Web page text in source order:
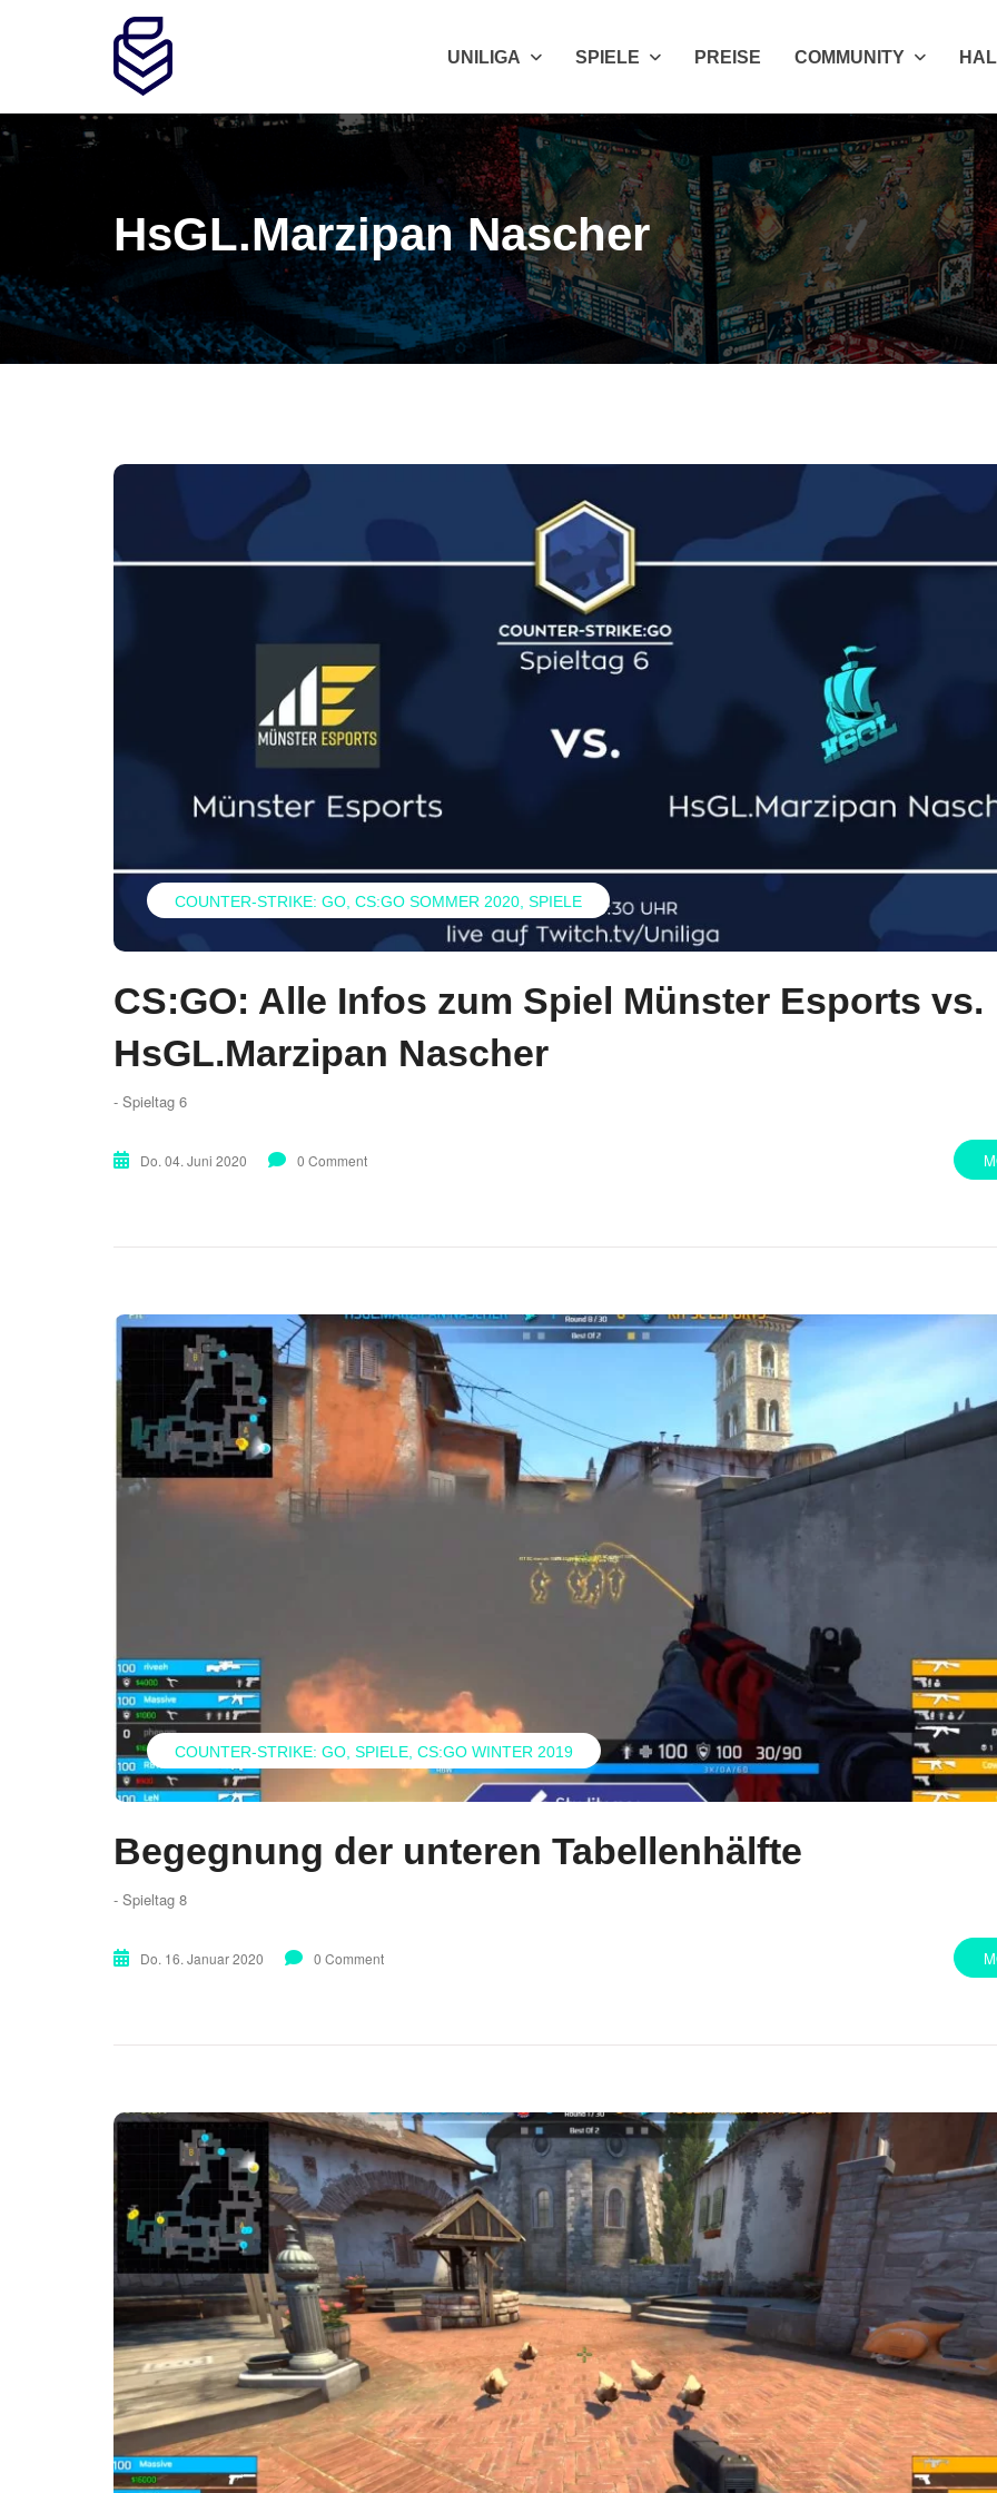
UNILIGA SPIELE PREISE COMMUNITY
HsGL.Marzipan Nascher
COUNTER-STRIKE: GO CS:GO SOMMER 2020 SPIELE
CS:GO: Alle Infos zum Spiel Münster Esports vs.
HsGL.Marzipan Nascher
- Spieltag 6
Do. 04. Juni 2020 0 Comment
COUNTER-STRIKE: GO SPIELE CS:GO WINTER 2019
Begegnung der unteren Tabellenhälfte
- Spieltag 8
Do. 16. Januar 2020 0 Comment